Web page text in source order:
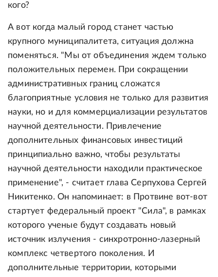
кого?
А вот когда малый город станет частью
крупного муниципалитета, ситуация должна
поменяться. "Мы от объединения ждем только
положительных перемен. При сокращении
административных границ сложатся
благоприятные условия не только для развития
науки, но и для коммерциализации результатов
научной деятельности. Привлечение
дополнительных финансовых инвестиций
принципиально важно, чтобы результаты
научной деятельности находили практическое
применение", - считает глава Серпухова Сергей
Никитенко. Он напоминает: в Протвине вот-вот
стартует федеральный проект "Сила", в рамках
которого ученые будут создавать новый
источник излучения - синхротронно-лазерный
комплекс четвертого поколения. И
дополнительные территории, которыми